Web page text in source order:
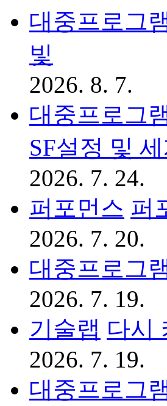
대중프로그
빛
2026. 8. 7.
대중프로그
SF설정 및
2026. 7. 24.
퍼포먼스 퍼
2026. 7. 20.
대중프로그
2026. 7. 19.
기술랩 다시
2026. 7. 19.
대중프로그